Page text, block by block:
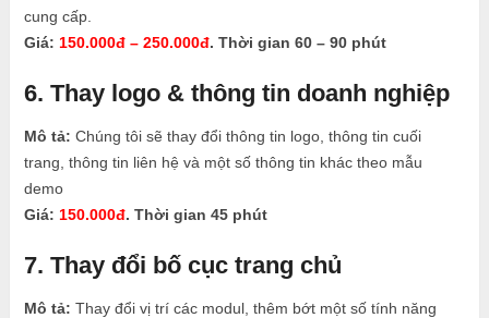
cung cấp.
Giá: 150.000đ – 250.000đ. Thời gian 60 – 90 phút
6. Thay logo & thông tin doanh nghiệp
Mô tả: Chúng tôi sẽ thay đổi thông tin logo, thông tin cuối
trang, thông tin liên hệ và một số thông tin khác theo mẫu
demo
Giá: 150.000đ. Thời gian 45 phút
7. Thay đổi bố cục trang chủ
Mô tả: Thay đổi vị trí các modul, thêm bớt một số tính năng